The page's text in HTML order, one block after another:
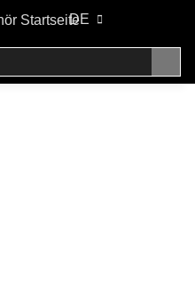
DE